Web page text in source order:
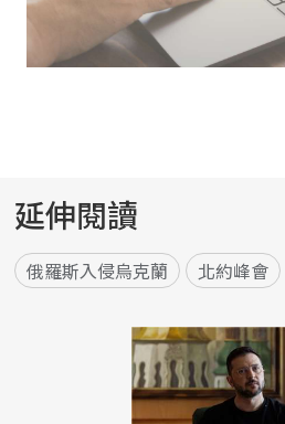
延伸閱讀
俄羅斯入侵烏克蘭 北約峰會